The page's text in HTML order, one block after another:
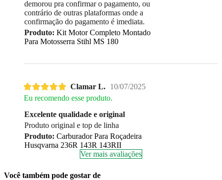
demorou pra confirmar o pagamento, ou
contrário de outras plataformas onde a
confirmação do pagamento é imediata.
Produto: Kit Motor Completo Montado
Para Motosserra Stihl MS 180
Clamar L. 10/07/2025
Eu recomendo esse produto.
Excelente qualidade e original
Produto original e top de linha
Produto: Carburador Para Roçadeira
Husqvarna 236R 143R 143RII
Ver mais avaliações
Você também pode gostar de